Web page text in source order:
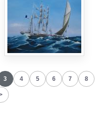
3 4 5 6 7 8